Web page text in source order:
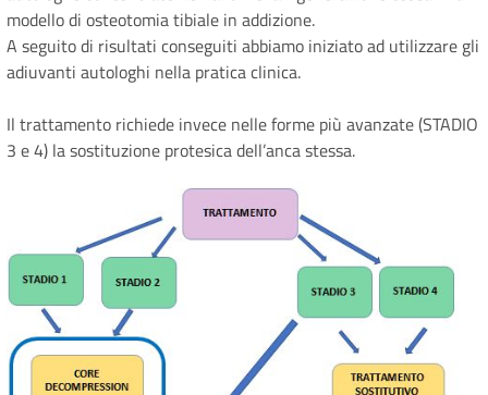
modello di osteotomia tibiale in addizione.
A seguito di risultati conseguiti abbiamo iniziato ad utilizzare gli
adiuvanti autologhi nella pratica clinica.
Il trattamento richiede invece nelle forme più avanzate (STADIO
3 e 4) la sostituzione protesica dell’anca stessa.